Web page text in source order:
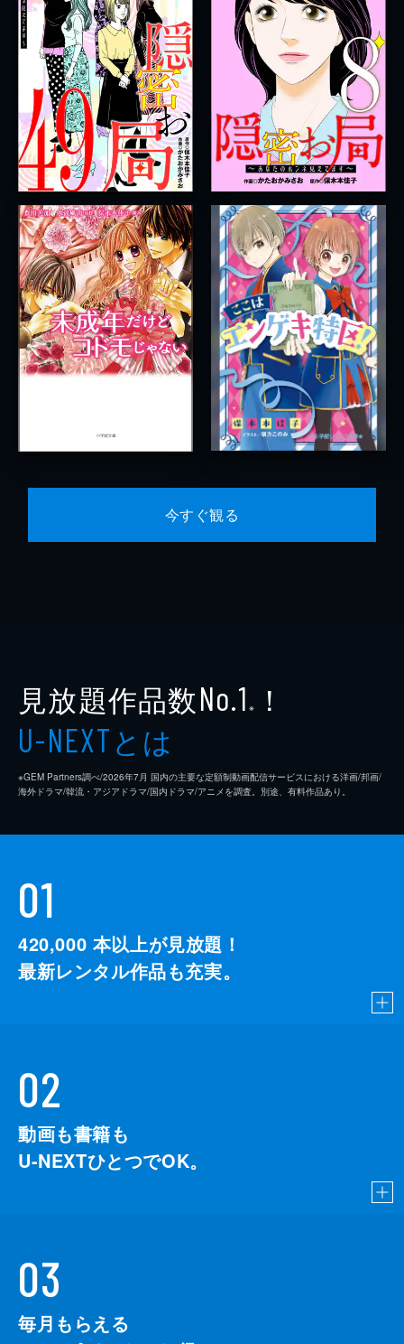
今すぐ観る
見放題作品数No.1 ※ ！
U-NEXTとは
※GEM Partners調べ/2026年7⽉ 国内の主要な定額制動画配信サービスにおける洋画/邦画/
海外ドラマ/韓流・アジアドラマ/国内ドラマ/アニメを調査。別途、有料作品あり。
01
420,000 本以上が見放題！
最新レンタル作品も充実。
02
動画も書籍も
U-NEXTひとつでOK。
03
毎月もらえる